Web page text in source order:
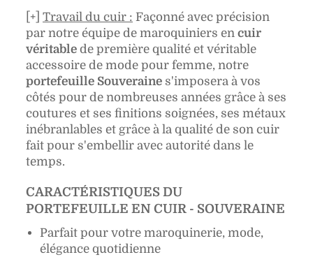
[+] Travail du cuir : Façonné avec précision
par notre équipe de maroquiniers en cuir
véritable de première qualité et véritable
accessoire de mode pour femme, notre
portefeuille Souveraine s'imposera à vos
côtés pour de nombreuses années grâce à ses
coutures et ses finitions soignées, ses métaux
inébranlables et grâce à la qualité de son cuir
fait pour s'embellir avec autorité dans le
temps.
CARACTÉRISTIQUES DU
PORTEFEUILLE EN CUIR - SOUVERAINE
Parfait pour votre maroquinerie, mode,
élégance quotidienne